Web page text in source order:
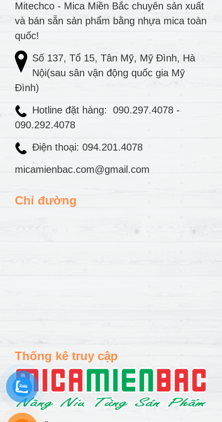
Mitechco - Mica Miền Bắc chuyên sản xuất
và bán sẵn sản phẩm bằng nhựa mica toàn
quốc!
Số 137, Tổ 15, Tân Mỹ, Mỹ Đình, Hà
Nội(sau sân vận động quốc gia Mỹ
Đình)
Hotline đặt hàng: 090.297.4078 -
090.292.4078
Điện thoại: 094.201.4078
micamienbac.com@gmail.com
Chỉ đường
Thống kê truy cập